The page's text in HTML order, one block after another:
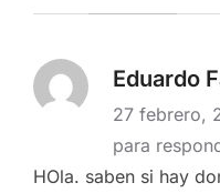
Eduardo
27 febrero,
para
HOla. saben si hay